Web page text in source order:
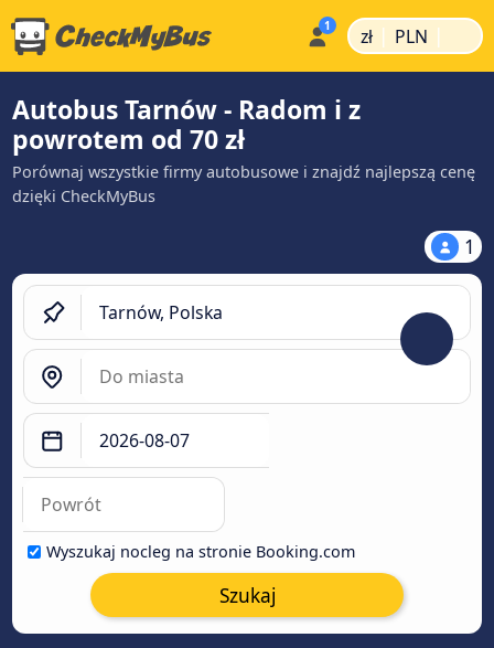
zł | PLN |
Autobus Tarnów - Radom i z
powrotem od 70 zł
Porównaj wszystkie firmy autobusowe i znajdź najlepszą cenę
dzięki CheckMyBus
1
Wyszukaj nocleg na stronie Booking.com
Szukaj